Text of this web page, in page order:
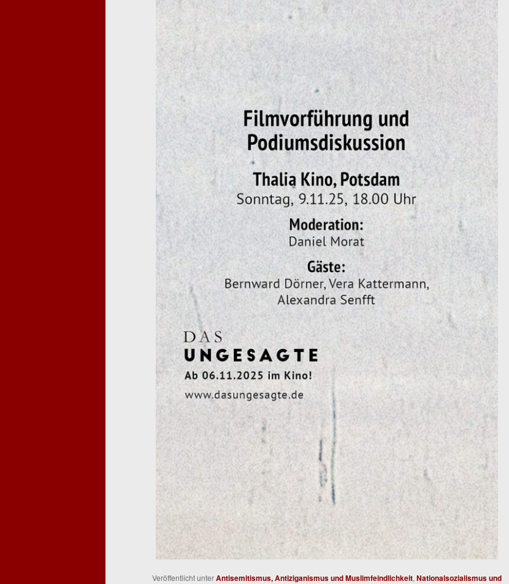
Veröffentlicht unterAntisemitismus, Antiziganismus und Muslimfeindlichkeit, Nationalsozialismus und